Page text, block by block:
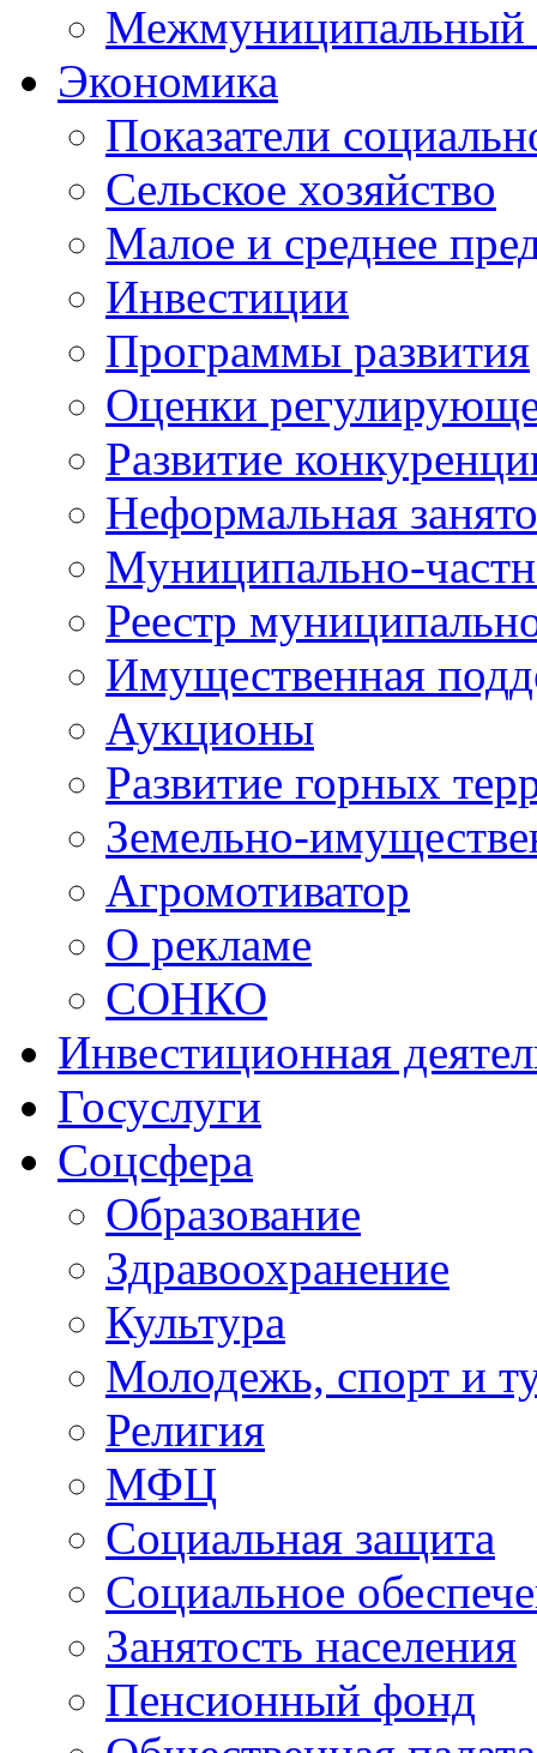
Межмуниципальный
Экономика
Показатели
Сельское хозяйство
Малое и среднее
Инвестиции
Программы развития
Оценки
Развитие
Неформальная
Муниципально-
Реестр
Имущественная
Аукционы
Развитие горных
Земельно-
Агромотиватор
О рекламе
СОНКО
Инвестиционная
Госуслуги
Соцсфера
Образование
Здравоохранение
Культура
Молодежь, спорт и
Религия
МФЦ
Социальная защита
Социальное
Занятость населения
Пенсионный фонд